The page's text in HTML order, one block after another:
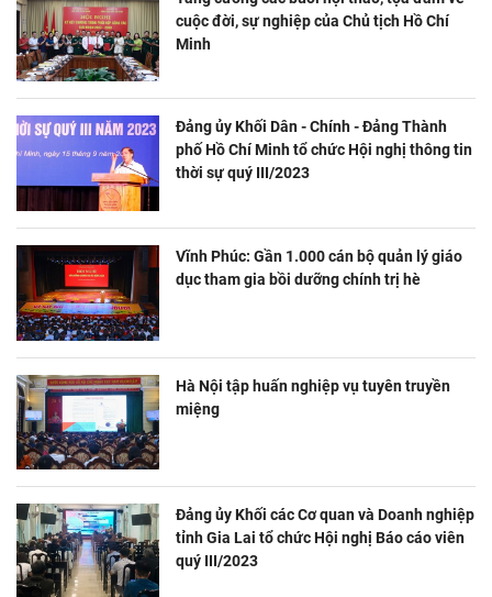
cuộc đời, sự nghiệp của Chủ tịch Hồ Chí
Minh
Đảng ủy Khối Dân - Chính - Đảng Thành
phố Hồ Chí Minh tổ chức Hội nghị thông tin
thời sự quý III/2023
Vĩnh Phúc: Gần 1.000 cán bộ quản lý giáo
dục tham gia bồi dưỡng chính trị hè
Hà Nội tập huấn nghiệp vụ tuyên truyền
miệng
Đảng ủy Khối các Cơ quan và Doanh nghiệp
tỉnh Gia Lai tổ chức Hội nghị Báo cáo viên
quý III/2023